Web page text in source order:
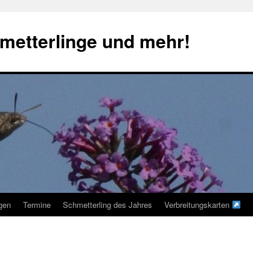
und mehr!
Termine Schmetterling des Jahres Verbreitungskarten